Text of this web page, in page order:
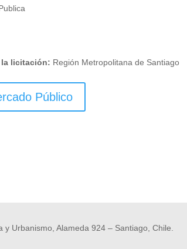
la licitación: Región Metropolitana de Santiago
Público
y Urbanismo, Alameda 924 – Santiago, Chile.